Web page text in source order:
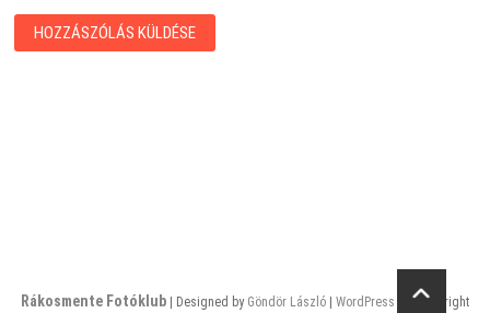
Rákosmente Fotóklub| Designed by Göndör László| WordPress | © Copyright